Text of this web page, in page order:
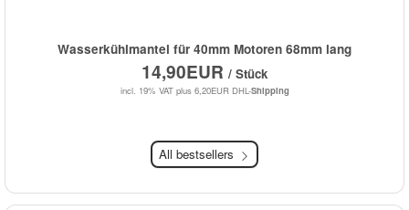
Wasserkühlmantel für 40mm Motoren 68mm lang
14,90EUR / Stück
incl. 19% VAT plus 6,20EUR DHL-Shipping
All bestsellers